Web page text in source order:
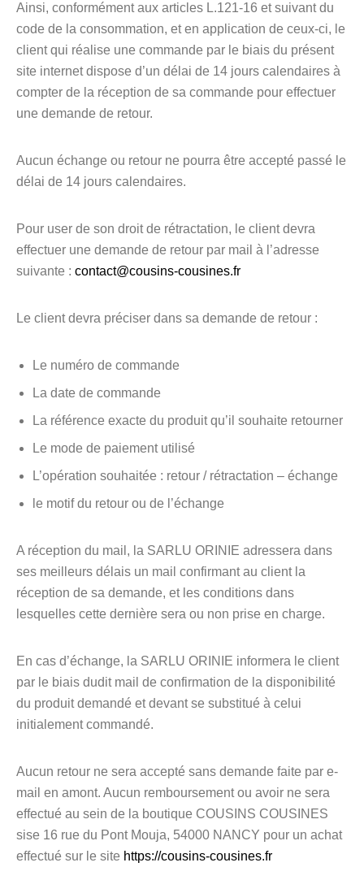
Ainsi, conformément aux articles L.121-16 et suivant du
code de la consommation, et en application de ceux-ci, le
client qui réalise une commande par le biais du présent
site internet dispose d’un délai de 14 jours calendaires à
compter de la réception de sa commande pour effectuer
une demande de retour.
Aucun échange ou retour ne pourra être accepté passé le
délai de 14 jours calendaires.
Pour user de son droit de rétractation, le client devra
effectuer une demande de retour par mail à l’adresse
suivante : contact@cousins-cousines.fr
Le client devra préciser dans sa demande de retour :
Le numéro de commande
La date de commande
La référence exacte du produit qu’il souhaite retourner
Le mode de paiement utilisé
L’opération souhaitée : retour / rétractation – échange
le motif du retour ou de l’échange
A réception du mail, la SARLU ORINIE adressera dans
ses meilleurs délais un mail confirmant au client la
réception de sa demande, et les conditions dans
lesquelles cette dernière sera ou non prise en charge.
En cas d’échange, la SARLU ORINIE informera le client
par le biais dudit mail de confirmation de la disponibilité
du produit demandé et devant se substitué à celui
initialement commandé.
Aucun retour ne sera accepté sans demande faite par e-
mail en amont. Aucun remboursement ou avoir ne sera
effectué au sein de la boutique COUSINS COUSINES
sise 16 rue du Pont Mouja, 54000 NANCY pour un achat
effectué sur le site https://cousins-cousines.fr